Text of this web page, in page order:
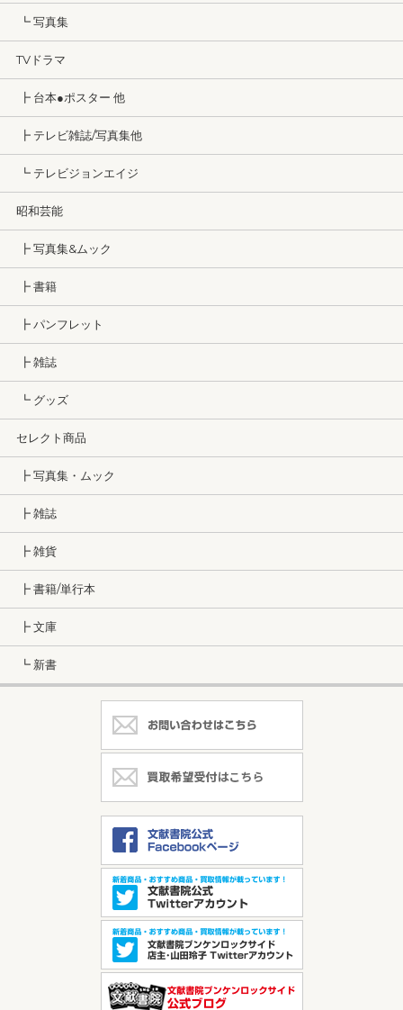
┗ 写真集
TVドラマ
┣ 台本●ポスター 他
┣ テレビ雑誌/写真集他
┗ テレビジョンエイジ
昭和芸能
┣ 写真集&ムック
┣ 書籍
┣ パンフレット
┣ 雑誌
┗ グッズ
セレクト商品
┣ 写真集・ムック
┣ 雑誌
┣ 雑貨
┣ 書籍/単行本
┣ 文庫
┗ 新書